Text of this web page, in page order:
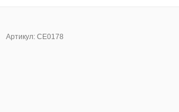
Артикул: CE0178